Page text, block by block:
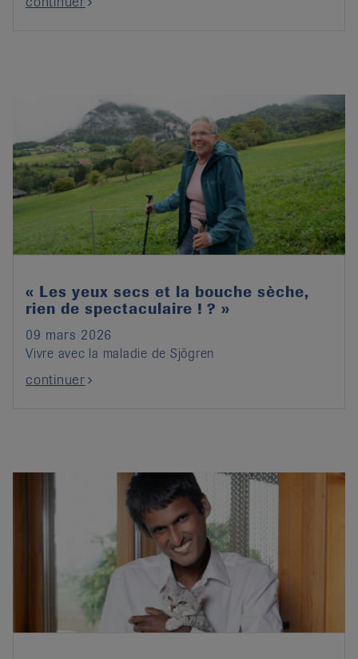
« Les yeux secs et la bouche sèche,
rien de spectaculaire ! ? »
09 mars 2026
Vivre avec la maladie de Sjögren
continuer